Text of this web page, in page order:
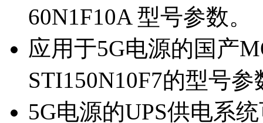
60N1F10A 型号参数。
应用于5G电源的国产
STI150N10F7的型号参
5G电源的UPS供电系